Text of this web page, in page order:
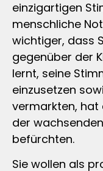
einzigartigen
menschliche
wichtiger, dass
gegenüber der
lernt, seine
einzusetzen
vermarkten, hat
der
befürchten.
Sie wollen als